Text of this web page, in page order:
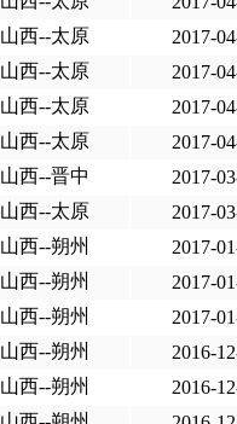
山西--太原 2017-
山西--太原 2017-
山西--太原 2017-
山西--太原 2017-
山西--晋中 2017-
山西--太原 2017-
山西--朔州 2017-
山西--朔州 2017-
山西--朔州 2017-
山西--朔州 2016-
山西--朔州 2016-